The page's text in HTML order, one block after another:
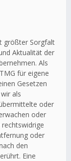
größter Sorgfalt
Aktualität der
Als
für eigene
Gesetzen
als
oder
oder
oder
den
Eine